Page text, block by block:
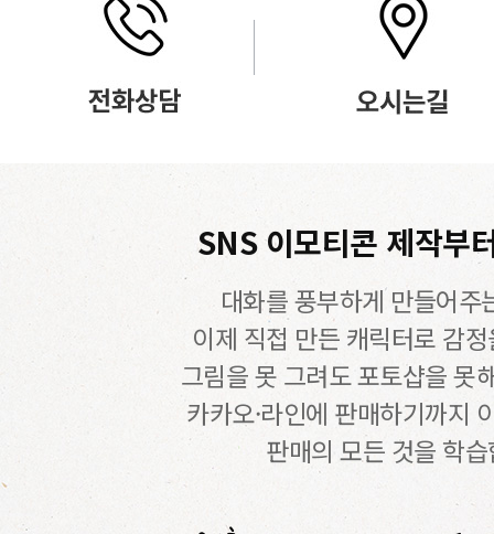
SNS 이모티콘 제작부
대화를 풍부하게 만들어주
이제 직접 만든 캐릭터로 감
그림을 못 그려도 포토샵을 못
카카오·라인에 판매하기까지
판매의 모든 것을 학